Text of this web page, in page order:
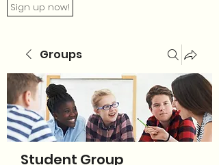
Sign up now!
Groups
Student Group